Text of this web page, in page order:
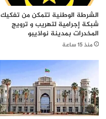
الشرطة الوطنية تتمكن من تفكيك
شبكة إجرامية لتهريب و ترويج
المخدرات بمدينة نواذيبو
منذ 15 ساعة